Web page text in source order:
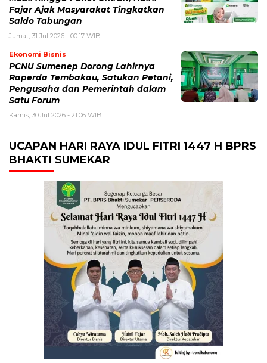
Fajar Ajak Masyarakat Tingkatkan
Saldo Tabungan
Jumat, 31 Jul 2026 - 00:17 WIB
Ekonomi Bisnis
PCNU Sumenep Dorong Lahirnya
Raperda Tembakau, Satukan Petani,
Pengusaha dan Pemerintah dalam
Satu Forum
Kamis, 30 Jul 2026 - 21:06 WIB
UCAPAN HARI RAYA IDUL FITRI 1447 H BPRS
BHAKTI SUMEKAR